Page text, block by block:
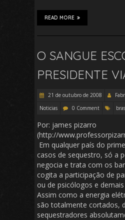
READ MORE
O SANGUE
PRESIDENTE
21 de outubro de 2008
Noticias
0 Comment
Por: james pizarro
(http://
Em qualquer país do
casos de sequestro, só a
negocia e trata com os
cogita a participação de
ou de psicólogos e
Assim como a energia
são totalmente cortados,
sequestradores